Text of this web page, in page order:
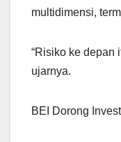
multidimensi,
“Risiko ke depan
ujarnya.
BEI Dorong